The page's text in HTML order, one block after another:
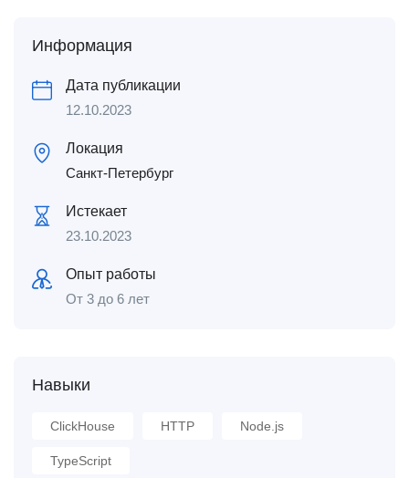
Информация
Дата публикации
12.10.2023
Локация
Санкт-Петербург
Истекает
23.10.2023
Опыт работы
От 3 до 6 лет
Навыки
ClickHouse HTTP Node.js
TypeScript